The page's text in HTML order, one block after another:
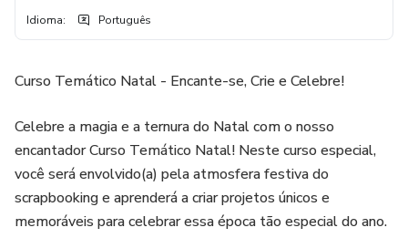
Idioma: Português
Curso Temático Natal - Encante-se, Crie e Celebre!
Celebre a magia e a ternura do Natal com o nosso
encantador Curso Temático Natal! Neste curso especial,
você será envolvido(a) pela atmosfera festiva do
scrapbooking e aprenderá a criar projetos únicos e
memoráveis para celebrar essa época tão especial do ano.